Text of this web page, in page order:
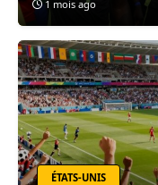
1 mois ago
ÉTATS-UNIS